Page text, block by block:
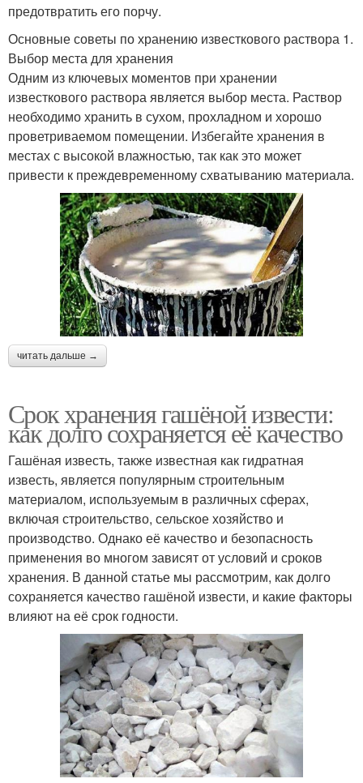
предотвратить его порчу.
Основные советы по хранению известкового раствора 1.
Выбор места для хранения
Одним из ключевых моментов при хранении
известкового раствора является выбор места. Раствор
необходимо хранить в сухом, прохладном и хорошо
проветриваемом помещении. Избегайте хранения в
местах с высокой влажностью, так как это может
привести к преждевременному схватыванию материала.
читать дальше →
Срок хранения гашёной извести:
как долго сохраняется её качество
Гашёная известь, также известная как гидратная
известь, является популярным строительным
материалом, используемым в различных сферах,
включая строительство, сельское хозяйство и
производство. Однако её качество и безопасность
применения во многом зависят от условий и сроков
хранения. В данной статье мы рассмотрим, как долго
сохраняется качество гашёной извести, и какие факторы
влияют на её срок годности.